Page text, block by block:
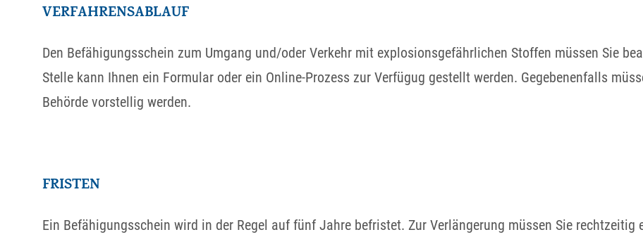
VERFAHRENSABLAUF
Den Befähigungsschein zum Umgang und/oder Verkehr mit explosionsgefährlichen Stoffen müssen Sie
Stelle kann Ihnen ein Formular oder ein Online-Prozess zur Verfügug gestellt werden. Gegebenenfalls
Behörde vorstellig werden.
FRISTEN
Ein Befähigungsschein wird in der Regel auf fünf Jahre befristet. Zur Verlängerung müssen Sie rechtzeitig